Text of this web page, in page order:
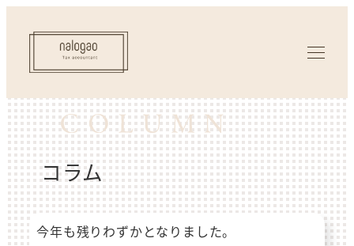
コラム
今年も残りわずかとなりました。